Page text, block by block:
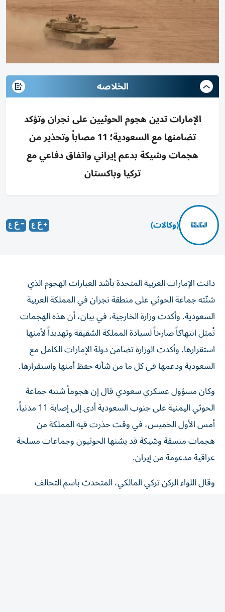
الخلاصه
الإمارات تدين هجوم الحوثيين على نجران وتؤكد
تضامنها مع السعودية؛ 11 مصاباً وتحذير من
هجمات وشيكة بدعم إيراني واتفاق دفاعي مع
تركيا وباكستان
(وكالات)
دانت الإمارات العربية المتحدة بأشد العبارات الهجوم الذي
شنّته جماعة الحوثي على منطقة نجران في المملكة العربية
السعودية. وأكدت وزارة الخارجية، في بيان، أن هذه الهجمات
تُمثل انتهاكاً صارخاً لسيادة المملكة الشقيقة وتهديداً لأمنها
استقرارها. وأكدت الوزارة تضامن دولة الإمارات الكامل مع
السعودية ودعمها في كل ما من شأنه حفظ أمنها واستقرارها.
وكان مسؤول عسكري سعودي قال إن هجوماً شنته جماعة
الحوثي اليمنية على جنوب السعودية أدى إلى إصابة 11 مدنياً، ​
أمس الأول الخميس، في وقت حذرت فيه المملكة من
هجمات منسقة وشيكة قد يشنها الحوثيون وجماعات مسلحة
عراقية ‌مدعومة من إيران.
العسكري بقيادة السعودية، في وقت مبكر من أمس الجمعة،